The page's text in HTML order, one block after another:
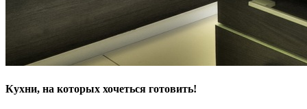
Кухни, на которых хочеться готовить!